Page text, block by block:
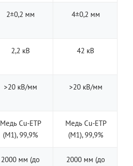
2±0,2 мм 4±0,2 мм
2,2 кВ 42 кВ
>20 кВ/мм >20 кВ/мм
Медь Cu-ETP
(M1), 99,9%
Медь Cu-ETP
(M1), 99,9%
2000 мм (до
2000 мм (до